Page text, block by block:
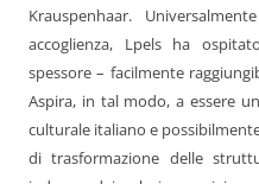
Krauspenhaar.
accoglienza, Lpels ha
spessore – facilmente
Aspira, in tal modo, a essere
culturale italiano e
di trasformazione delle